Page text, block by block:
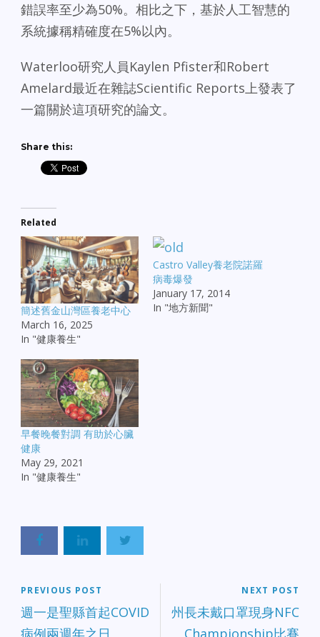
錯誤率至少為50%。相比之下，基於人工智慧的
系統據稱精確度在5%以內。
Waterloo研究人員Kaylen Pfister和Robert
Amelard最近在雜誌Scientific Reports上發表了
一篇關於這項研究的論文。
Share this:
Related
簡述舊金山灣區養老中心
March 16, 2025
In "健康養生"
Castro Valley養老院諾羅
病毒爆發
January 17, 2014
In "地方新聞"
早餐晚餐對調 有助於心臟
健康
May 29, 2021
In "健康養生"
PREVIOUS POST
週一是聖縣首起COVID
病例兩週年之日
NEXT POST
州長未戴口罩現身NFC
Championship比賽